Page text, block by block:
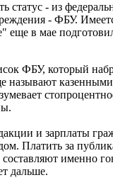
статус - из
- ФБУ.
еще в мае
ФБУ, который
и зарплаты
Платить за
именно
дальше.